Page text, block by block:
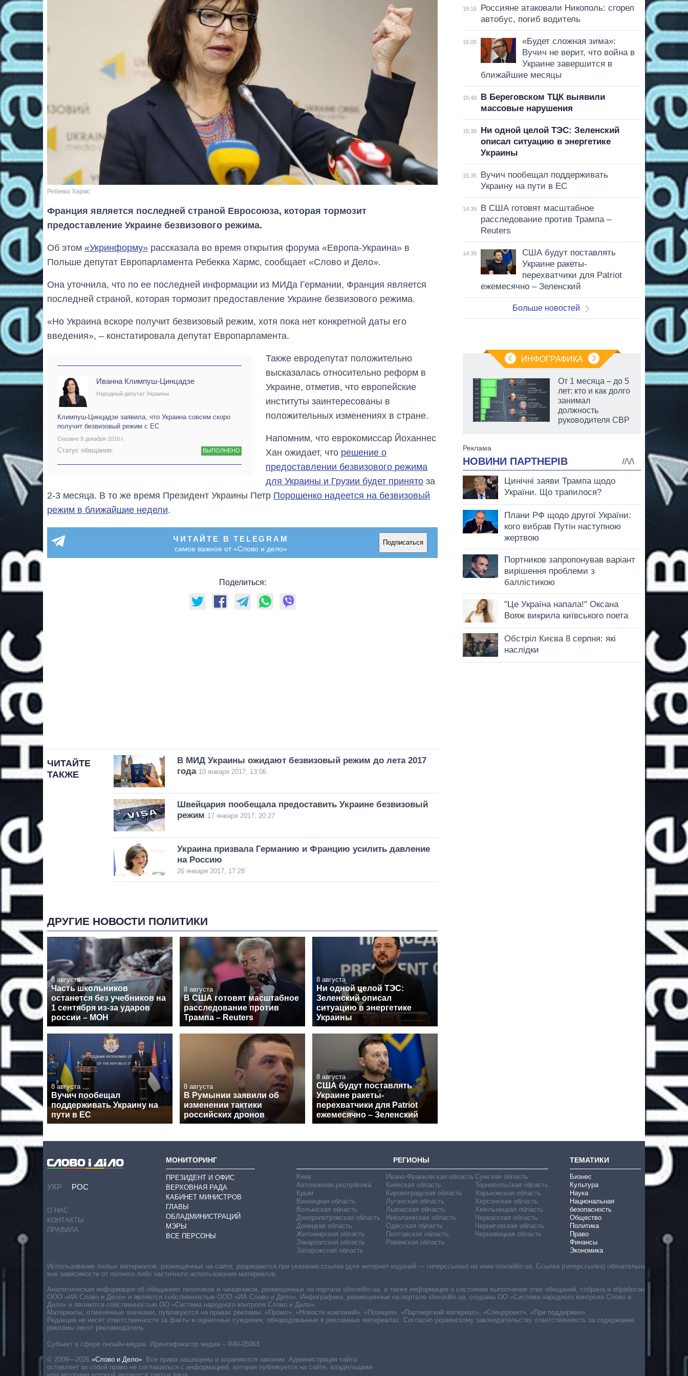
Ребекка Хармс
Франция является последней страной Евросоюза, которая тормозит
предоставление Украине безвизового режима.
Об этом «Укринформу» рассказала во время открытия форума «Европа-Украина» в
Польше депутат Европарламента Ребекка Хармс, сообщает «Слово и Дело».
Она уточнила, что по ее последней информации из МИДа Германии, Франция является
последней страной, которая тормозит предоставление Украине безвизового режима.
«Но Украина вскоре получит безвизовый режим, хотя пока нет конкретной даты его
введения», – констатировала депутат Европарламента.
Иванна Климпуш-Цинцадзе
Народный депутат Украины
Климпуш-Цинцадзе заявила, что Украина совсем скоро
получит безвизовый режим с ЕС
Сказано 9 декабря 2016 г.
Статус обещания: ВЫПОЛНЕНО
Также евродепутат положительно
высказалась относительно реформ в
Украине, отметив, что европейские
институты заинтересованы в
положительных изменениях в стране.
Напомним, что еврокомиссар Йоханнес
Хан ожидает, что решение о
предоставлении безвизового режима
для Украины и Грузии будет принято за
2-3 месяца. В то же время Президент Украины Петр Порошенко надеется на безвизовый
режим в ближайшие недели.
ЧИТАЙТЕ В TELEGRAM
самое важное от «Слово и дело»
Подписаться
Поделиться:
ЧИТАЙТЕ
ТАКЖЕ
В МИД Украины ожидают безвизовый режим до лета 2017
года 10 января 2017, 13:06
Швейцария пообещала предоставить Украине безвизовый
режим 17 января 2017, 20:27
Украина призвала Германию и Францию усилить давление
на Россию
26 января 2017, 17:28
ДРУГИЕ НОВОСТИ ПОЛИТИКИ
8 августа
Часть школьников
останется без учебников на
1 сентября из-за ударов
россии – МОН
8 августа
В США готовят масштабное
расследование против
Трампа – Reuters
8 августа
Ни одной целой ТЭС:
Зеленский описал
ситуацию в энергетике
Украины
8 августа
Вучич пообещал
поддерживать Украину на
пути в ЕС
8 августа
В Румынии заявили об
изменении тактики
российских дронов
8 августа
США будут поставлять
Украине ракеты-
перехватчики для Patriot
ежемесячно – Зеленский
16:16
Россияне атаковали Никополь: сгорел
автобус, погиб водитель
16:05
«Будет сложная зима»:
Вучич не верит, что война в
Украине завершится в
ближайшие месяцы
15:48
В Береговском ТЦК выявили
массовые нарушения
15:38
Ни одной целой ТЭС: Зеленский
описал ситуацию в энергетике
Украины
15:35
Вучич пообещал поддерживать
Украину на пути в ЕС
14:39
В США готовят масштабное
расследование против Трампа –
Reuters
14:39
США будут поставлять
Украине ракеты-
перехватчики для Patriot
ежемесячно – Зеленский
Больше новостей
ИНФОГРАФИКА
Сколько
картофеля
выращивали в
время большой
От 1 месяца – до 5
лет: кто и как долго
занимал
должность
руководителя СВР
УКР РОС
О НАС
КОНТАКТЫ
ПРАВИЛА
МОНИТОРИНГ
ПРЕЗИДЕНТ И ОФИС
ВЕРХОВНАЯ РАДА
КАБИНЕТ МИНИСТРОВ
ГЛАВЫ
ОБЛАДМИНИСТРАЦИЙ
МЭРЫ
ВСЕ ПЕРСОНЫ
РЕГИОНЫ
Киев
Автономная республика
Крым
Винницкая область
Волынская область
Днепропетровская область
Донецкая область
Житомирская область
Закарпатская область
Запорожская область
Ивано-Франковская область
Киевская область
Кировоградская область
Луганская область
Львовская область
Николаевская область
Одесская область
Полтавская область
Ровенская область
Сумская область
Тернопольская область
Харьковская область
Херсонская область
Хмельницкая область
Черкасская область
Черниговская область
Черновицкая область
ТЕМАТИКИ
Бизнес
Культура
Наука
Национальная
безопасность
Общество
Политика
Право
Финансы
Экономика
Субъект в сфере онлайн-медиа. Идентификатор медиа – R40-05063
© 2009—2026 «Слово и Дело». Все права защищены и охраняются законом. Администрация сайта
оставляет за собой право не соглашаться с информацией, которая публикуется на сайте, владельцами
Использование любых материалов, размещённых на сайте, разрешается при указании ссылки (для интернет-изданий — гиперссылки) на www.slovoidilo.ua. Ссылка (гиперссылка) обязательна
вне зависимости от полного либо частичного использования материалов.
Аналитическая информация об обещаниях политиков и чиновников, размещенных на портале slovoidilo.ua, а также информация о состоянии выполнения этих обещаний, собрана и обработана
ООО «ИА Слово и Дело» и является собственностью ООО «ИА Слово и Дело». Инфографики, размещенные на портале slovoidilo.ua, созданы ОО «Система народного контроля Слово и
Дело» и являются собственностью ОО «Система народного контроля Слово и Дело».
Материалы, отмеченные значками, публикуются на правах рекламы: «Промо», «Новости компаний», «Позиция», «Партнерский материал», «Спецпроект», «При поддержке».
Редакция не несет ответственности за факты и оценочные суждения, обнародованные в рекламных материалах. Согласно украинскому законодательству ответственность за содержание
рекламы несет рекламодатель.